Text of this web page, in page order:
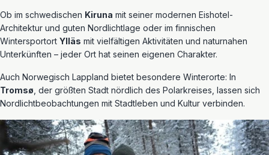
Ob im schwedischen Kiruna mit seiner modernen Eishotel-
Architektur und guten Nordlichtlage oder im finnischen
Wintersportort Ylläs mit vielfältigen Aktivitäten und naturnahen
Unterkünften – jeder Ort hat seinen eigenen Charakter.
Auch Norwegisch Lappland bietet besondere Winterorte: In
Tromsø , der größten Stadt nördlich des Polarkreises, lassen sich
Nordlichtbeobachtungen mit Stadtleben und Kultur verbinden.